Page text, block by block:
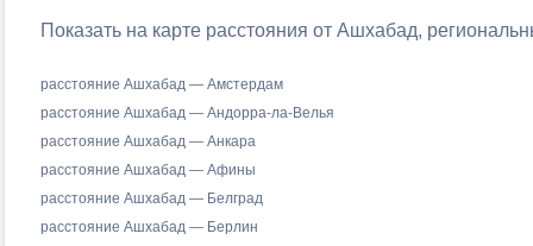
Показать на карте расстояния от Ашхабад,
расстояние Ашхабад — Амстердам
расстояние Ашхабад — Андорра-ла-Велья
расстояние Ашхабад — Анкара
расстояние Ашхабад — Афины
расстояние Ашхабад — Белград
расстояние Ашхабад — Берлин